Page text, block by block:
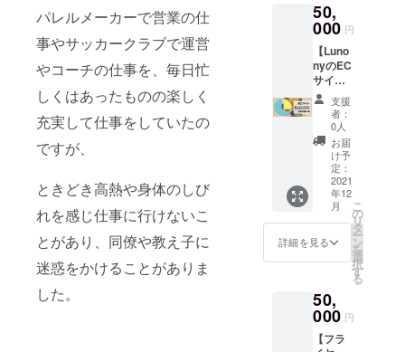
パレルメーカーで営業の仕
事やサッカークラブで運営
やコーチの仕事を、毎日忙
しくはあったものの楽しく
充実して仕事をしていたの
ですが、
ときどき高熱や身体のしび
れを感じ仕事に行けないこ
とがあり、同僚や教え子に
迷惑をかけることがありま
した。
希望者)
※掲載一
覧は順
不同で
す。 ※
本名・
ニック
ネー
ム・企
業名で
もご希
望のお
名前で
掲載い
たしま
す。 ※
お名前
は公序
良俗に
いもの
に限り
ます。
記入下
さい。
※特設
HPサイ
トにて
お名前
一覧を
表記い
たしま
す。(ご
希望者)
※掲載一
覧は順
不同で
す。 ※
本名・
ニック
ネー
業名で
もご希
望のお
名前で
載】 備
考欄に
お名前
記載希
望の有
無と掲
載希望
のお名
前をご
記入下
さい。
※特設
HPサイ
トにて
表記い
たしま
希望者)
※掲載一
覧は順
不同で
※特設
HPサイ
トにて
お名前
一覧を
表記い
たしま
す。(ご
希望者)
※掲載一
覧は順
不同で
す。 ※
本名・
ニック
ム・企
業名で
名前で
掲載い
たしま
す。 ※
ちら
(https://
lunony.
stores.j
p/) ※
クーポ
ンコー
ドは
メール
にてお
送りい
たしま
す。 ※
クーポ
ンの有
効期限
は2022
年12月1
す。
【お礼
ル】+
社への
送料は
ご負担
いただ
きま
す。
【HPで
の企業
名・企
業ロ
ゴ
中 表
示(1年
間)】 個
人・社
名・HP
リンク
記載い
たしま
す。 ※
ホーム
50,
000 円
【Luno
nyのEC
サイト
で使え
る有機
野菜
クーポ
60,000
円分】
7月に
オープ
ンした
Lunony
のECサ
イトで
機野菜
を購入
できる
有機野
支援
者：
0人
お届
け予
定：
2021
年12
月
詳細を見る
こ
の
リ
タ
ー
ン
を
選
択
す
る
50,
000 円
【フラ